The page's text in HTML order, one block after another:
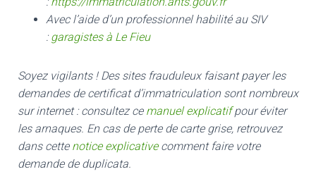
Avec l’aide d’un professionnel habilité au SIV
: garagistes à Le Fieu
Soyez vigilants ! Des sites frauduleux faisant payer les
demandes de certificat d’immatriculation sont nombreux
sur internet : consultez ce manuel explicatifpour éviter
les arnaques. En cas de perte de carte grise, retrouvez
dans cette notice explicativecomment faire votre
demande de duplicata.